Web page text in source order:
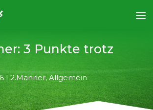
3 Punkte trotz
|2.Männer, Allgemein